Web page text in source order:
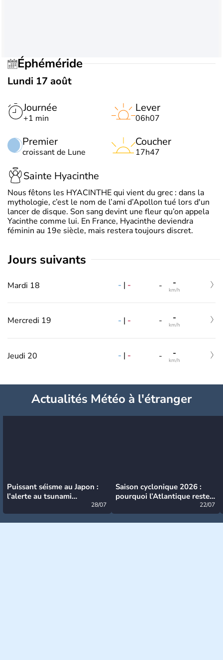
Éphéméride
Lundi 17 août
Journée
+1 min
Premier
croissant de Lune
Lever
06h07
Coucher
17h47
Sainte Hyacinthe
Nous fêtons les HYACINTHE qui vient du grec : dans la
mythologie, c’est le nom de l’ami d’Apollon tué lors d'un
lancer de disque. Son sang devint une fleur qu’on appela
Yacinthe comme lui. En France, Hyacinthe deviendra
féminin au 19e siècle, mais restera toujours discret.
jours suivants
Mardi 18 - | - - -
km/h
Mercredi 19 - | - - -
km/h
Jeudi 20 - | - - -
km/h
Actualités Météo à l'étranger
Puissant séisme au Japon :
l’alerte au tsunami
28/07
Saison cyclonique 2026 :
pourquoi l’Atlantique reste
22/07